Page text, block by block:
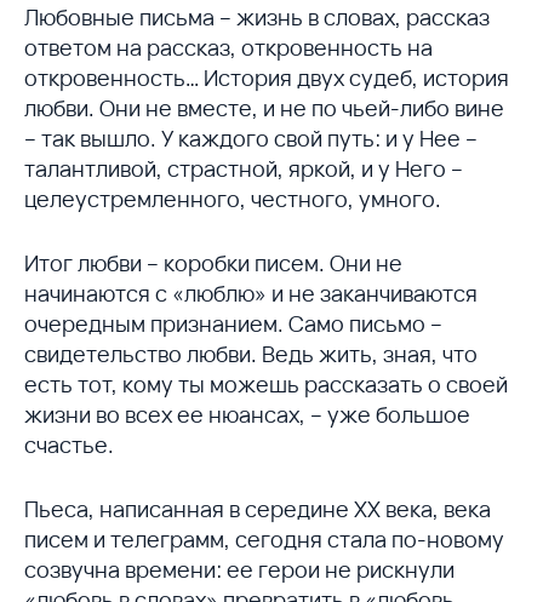
Любовные письма – жизнь в словах, рассказ
ответом на рассказ, откровенность на
откровенность… История двух судеб, история
любви. Они не вместе, и не по чьей-либо вине
– так вышло. У каждого свой путь: и у Нее –
талантливой, страстной, яркой, и у Него –
целеустремленного, честного, умного.
Итог любви – коробки писем. Они не
начинаются с «люблю» и не заканчиваются
очередным признанием. Само письмо –
свидетельство любви. Ведь жить, зная, что
есть тот, кому ты можешь рассказать о своей
жизни во всех ее нюансах, – уже большое
счастье.
Пьеса, написанная в середине XX века, века
писем и телеграмм, сегодня стала по-новому
созвучна времени: ее герои не рискнули